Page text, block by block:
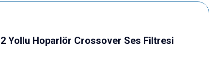
2 Yollu Hoparlör Crossover Ses Filtresi